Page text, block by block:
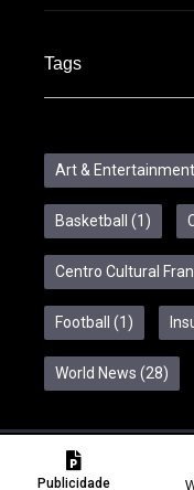
Publicidade
Tags
Art & Entertainment
Basketball (1)
Centro Cultural
Football (1)
World News (28)
Copyright ©